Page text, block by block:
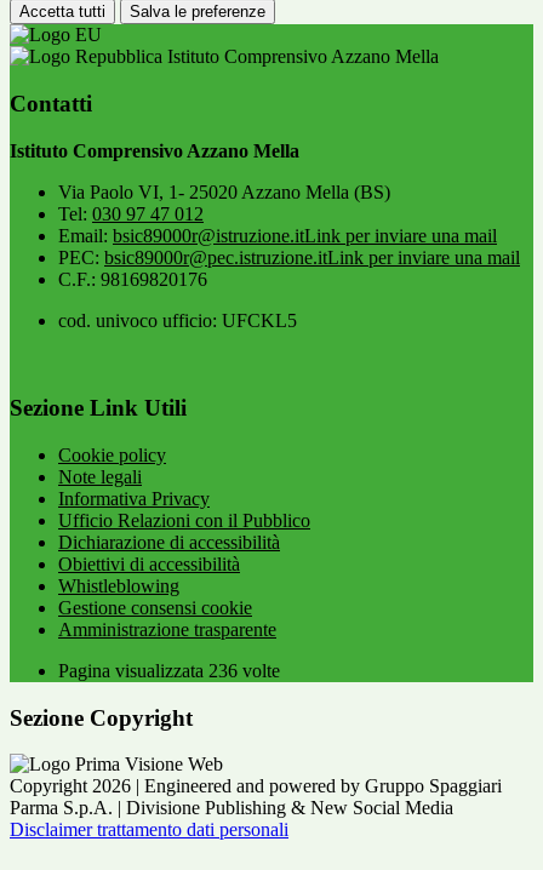
Accetta tutti Salva le preferenze
Istituto Comprensivo Azzano Mella
Contatti
Istituto Comprensivo Azzano Mella
Via Paolo VI, 1- 25020 Azzano Mella (BS)
Tel: 030 97 47 012
Email: bsic89000r@istruzione.itLink per inviare una mail
PEC: bsic89000r@pec.istruzione.itLink per inviare una mail
C.F.: 98169820176
cod. univoco ufficio: UFCKL5
Sezione Link Utili
Cookie policy
Note legali
Informativa Privacy
Ufficio Relazioni con il Pubblico
Dichiarazione di accessibilità
Obiettivi di accessibilità
Whistleblowing
Gestione consensi cookie
Amministrazione trasparente
Pagina visualizzata 236 volte
Sezione Copyright
Copyright 2026 | Engineered and powered by Gruppo Spaggiari
Parma S.p.A. | Divisione Publishing & New Social Media
Disclaimer trattamento dati personali